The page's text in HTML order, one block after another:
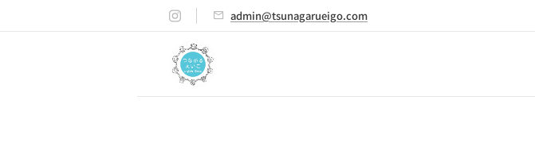
admin@tsunagarueigo.com